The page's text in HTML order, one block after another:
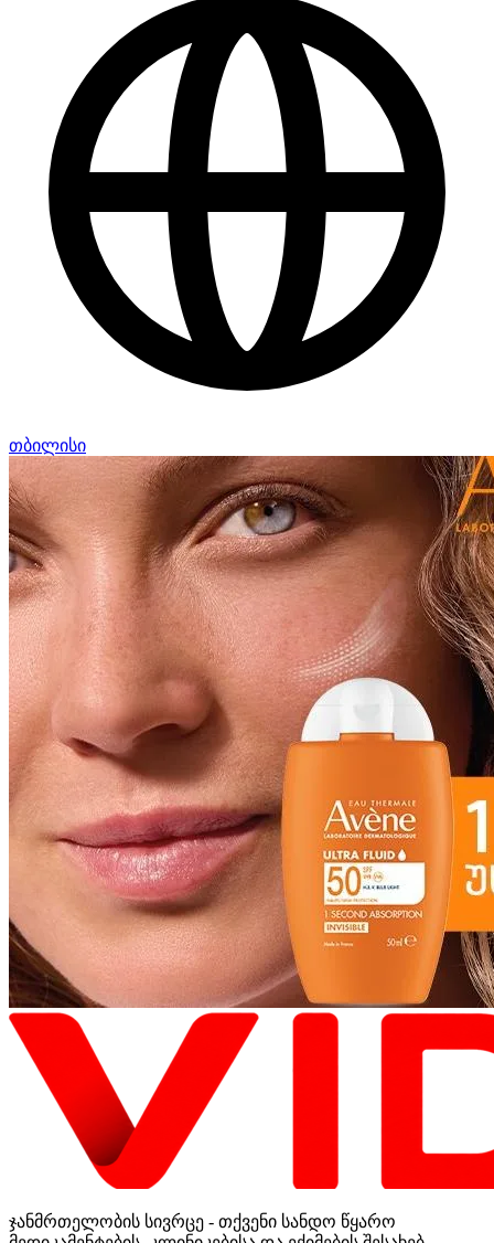
თბილისი
ჯანმრთელობის სივრცე - თქვენი სანდო წყარო